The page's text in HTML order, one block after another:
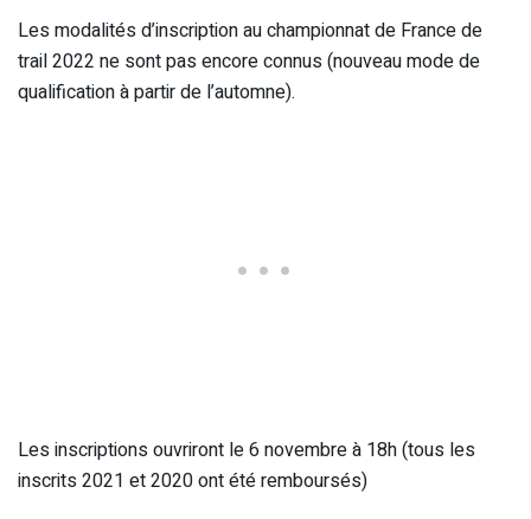
Les modalités d’inscription au championnat de France de
trail 2022 ne sont pas encore connus (nouveau mode de
qualification à partir de l’automne).
Les inscriptions ouvriront le 6 novembre à 18h (tous les
inscrits 2021 et 2020 ont été remboursés)